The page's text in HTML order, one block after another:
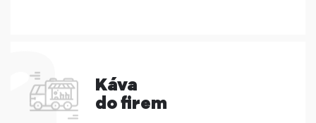
Káva
do firem